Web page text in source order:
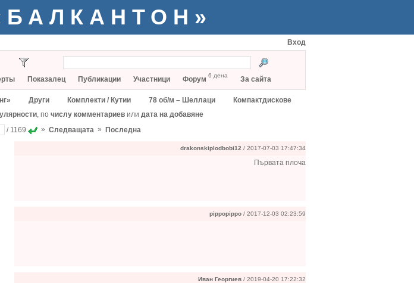
Вход
Показалец Публикации Участници Форум 6 дена За сайта
Други Комплекти / Кутии 78 об/м – Шеллаци
Компактдискове
, по числу комментариев или дата на добавяне
/ 1169 » Следващата » Последна
drakonskiplodbobi12 / 2017-07-03 17:47:34
Първата плоча
pippopippo / 2017-12-03 02:23:59
Иван Георгиев / 2019-04-20 17:22:32